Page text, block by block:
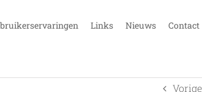
Links Nieuws Contact
Vorige